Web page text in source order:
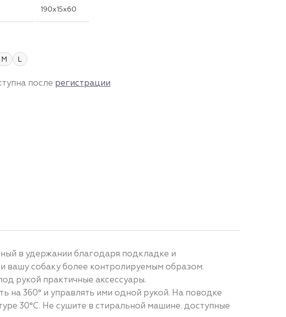
190x15x60
M L
после регистрации
в удержании благодаря подкладке и
вашу собаку более контролируемым образом.
рукой практичные аксессуары.
на 360° и управлять ими одной рукой. На поводке
30°C. Не сушите в стиральной машине. доступные